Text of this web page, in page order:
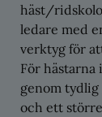
häst/
ledare med
verktyg för
För
genom
och ett